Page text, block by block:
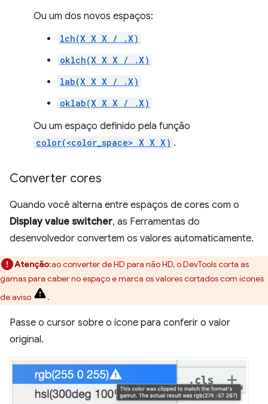
Ou um dos novos espaços:
lch(X X X / .X)
oklch(X X X / .X)
lab(X X X / .X)
oklab(X X X / .X)
Ou um espaço definido pela função
color(<color_space> X X X) .
Converter cores
Quando você alterna entre espaços de cores com o
Display value switcher, as Ferramentas do
desenvolvedor convertem os valores automaticamente.
Atenção:ao converter de HD para não HD, o DevTools corta as
gamas para caber no espaço e marca os valores cortados com ícones
de aviso
.
Passe o cursor sobre o ícone para conferir o valor
original.